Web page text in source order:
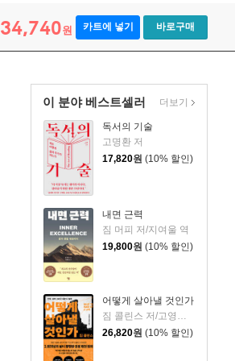
34,740원 카트에 넣기 바로구매
이 분야 베스트셀러
독서의 기술
고명환 저
17,820원 (10% 할인)
내면 근력
짐 머피 저/지여울 역
19,800원 (10% 할인)
어떻게 살아낼 것인가
짐 콜린스 저/고영훈,윤영호 역
26,820원 (10% 할인)
더보기